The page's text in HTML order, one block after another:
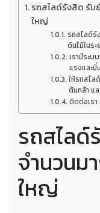
รถสไลด์รังสิต รับ
ใหญ่
รถสไลด์รั
ต้นไม้ในระ
เรามีระบ
แรงและมั่
ให้รถสไล
ต้นกล้า แ
ติดต่อเรา
รถสไลด์
จำนวนม
ใหญ่